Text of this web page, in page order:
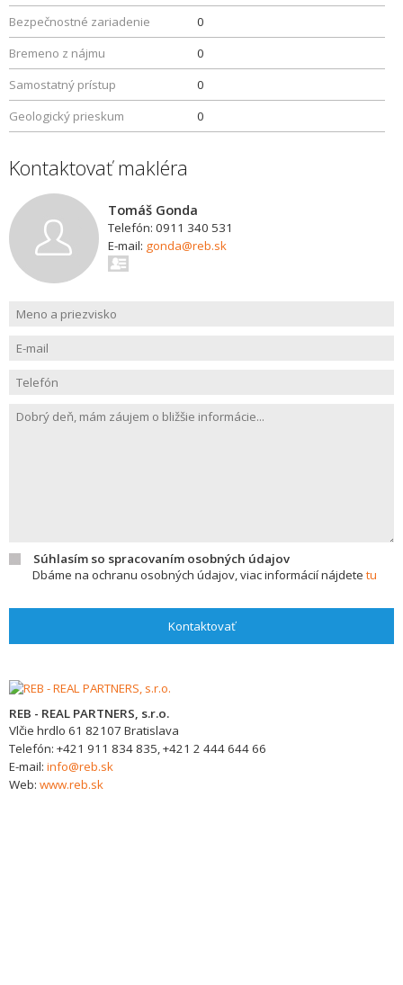
Bezpečnostné zariadenie
0
Bremeno z nájmu
0
Samostatný prístup
0
Geologický prieskum
0
Kontaktovať makléra
Tomáš Gonda
Telefón: 0911 340 531
E-mail: gonda@reb.sk
Súhlasím so spracovaním osobných údajov
Dbáme na ochranu osobných údajov, viac informácií nájdete tu
Kontaktovať
REB - REAL PARTNERS, s.r.o.
Vlčie hrdlo 61 82107 Bratislava
Telefón: +421 911 834 835, +421 2 444 644 66
E-mail: info@reb.sk
Web: www.reb.sk